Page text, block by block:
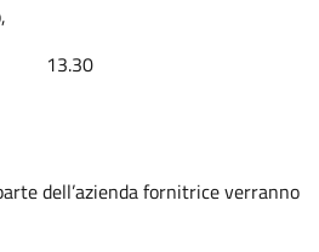
13.30
dell’azienda fornitrice verranno